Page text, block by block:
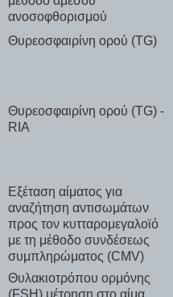
ανοσοφθορισμού
Θυρεοσφαιρίνη ορού (TG)
Θυρεοσφαιρίνη ορού (TG) -
RIA
Εξέταση αίματος για
αναζήτηση αντισωμάτων
προς τον κυτταρομεγαλοϊό
με τη μέθοδο συνδέσεως
συμπληρώματος (CMV)
Θυλακιοτρόπου ορμόνης
(FSH) μέτρηση στο αίμα